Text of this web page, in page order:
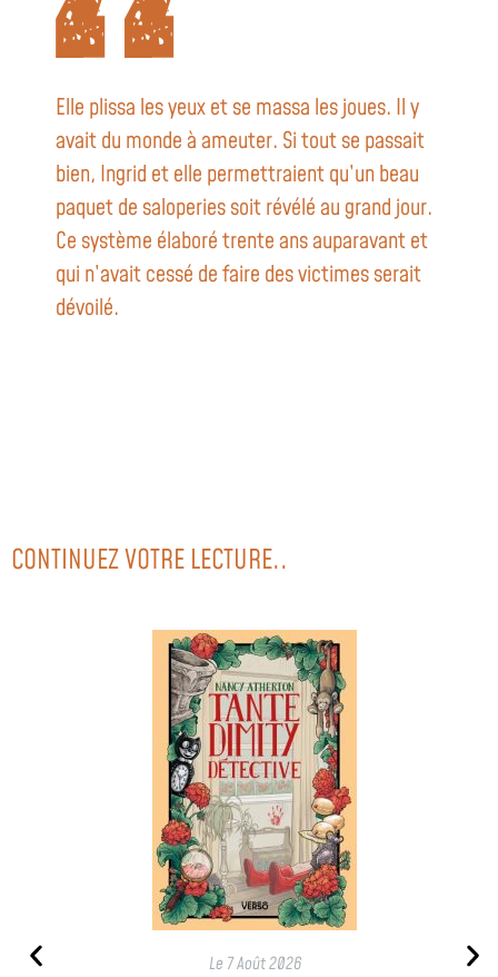
Elle plissa les yeux et se massa les joues. Il y
avait du monde à ameuter. Si tout se passait
bien, Ingrid et elle permettraient qu’un beau
paquet de saloperies soit révélé au grand jour.
Ce système élaboré trente ans auparavant et
qui n’avait cessé de faire des victimes serait
dévoilé.
CONTINUEZ VOTRE LECTURE..
Le 7 Août 2026